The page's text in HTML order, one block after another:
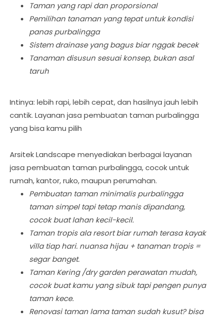
Taman yang rapi dan proporsional
Pemilihan tanaman yang tepat untuk kondisi
panas purbalingga
Sistem drainase yang bagus biar nggak becek
Tanaman disusun sesuai konsep, bukan asal
taruh
Intinya: lebih rapi, lebih cepat, dan hasilnya jauh lebih
cantik. Layanan jasa pembuatan taman purbalingga
yang bisa kamu pilih
Arsitek Landscape menyediakan berbagai layanan
jasa pembuatan taman purbalingga, cocok untuk
rumah, kantor, ruko, maupun perumahan.
Pembuatan taman minimalis purbalingga
taman simpel tapi tetap manis dipandang,
cocok buat lahan kecil-kecil.
Taman tropis ala resort biar rumah terasa kayak
villa tiap hari. nuansa hijau + tanaman tropis =
segar banget.
Taman Kering /dry garden perawatan mudah,
cocok buat kamu yang sibuk tapi pengen punya
taman kece.
Renovasi taman lama taman sudah kusut? bisa